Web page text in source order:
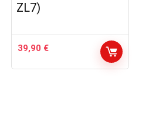
ZL7)
39,90 €